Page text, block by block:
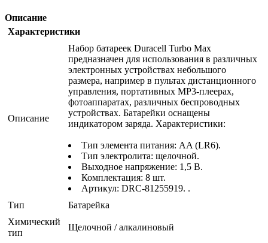
Описание
Характеристики
Описание
Набор батареек Duracell Turbo Max
предназначен для использования в различных
электронных устройствах небольшого
размера, например в пультах дистанционного
управления, портативных MP3-плеерах,
фотоаппаратах, различных беспроводных
устройствах. Батарейки оснащены
индикатором заряда. Характеристики:
Тип элемента питания: AA (LR6).
Тип электролита: щелочной.
Выходное напряжение: 1,5 В.
Комплектация: 8 шт.
Артикул: DRC-81255919. .
Тип
Батарейка
Химический
тип
Щелочной / алкалиновый